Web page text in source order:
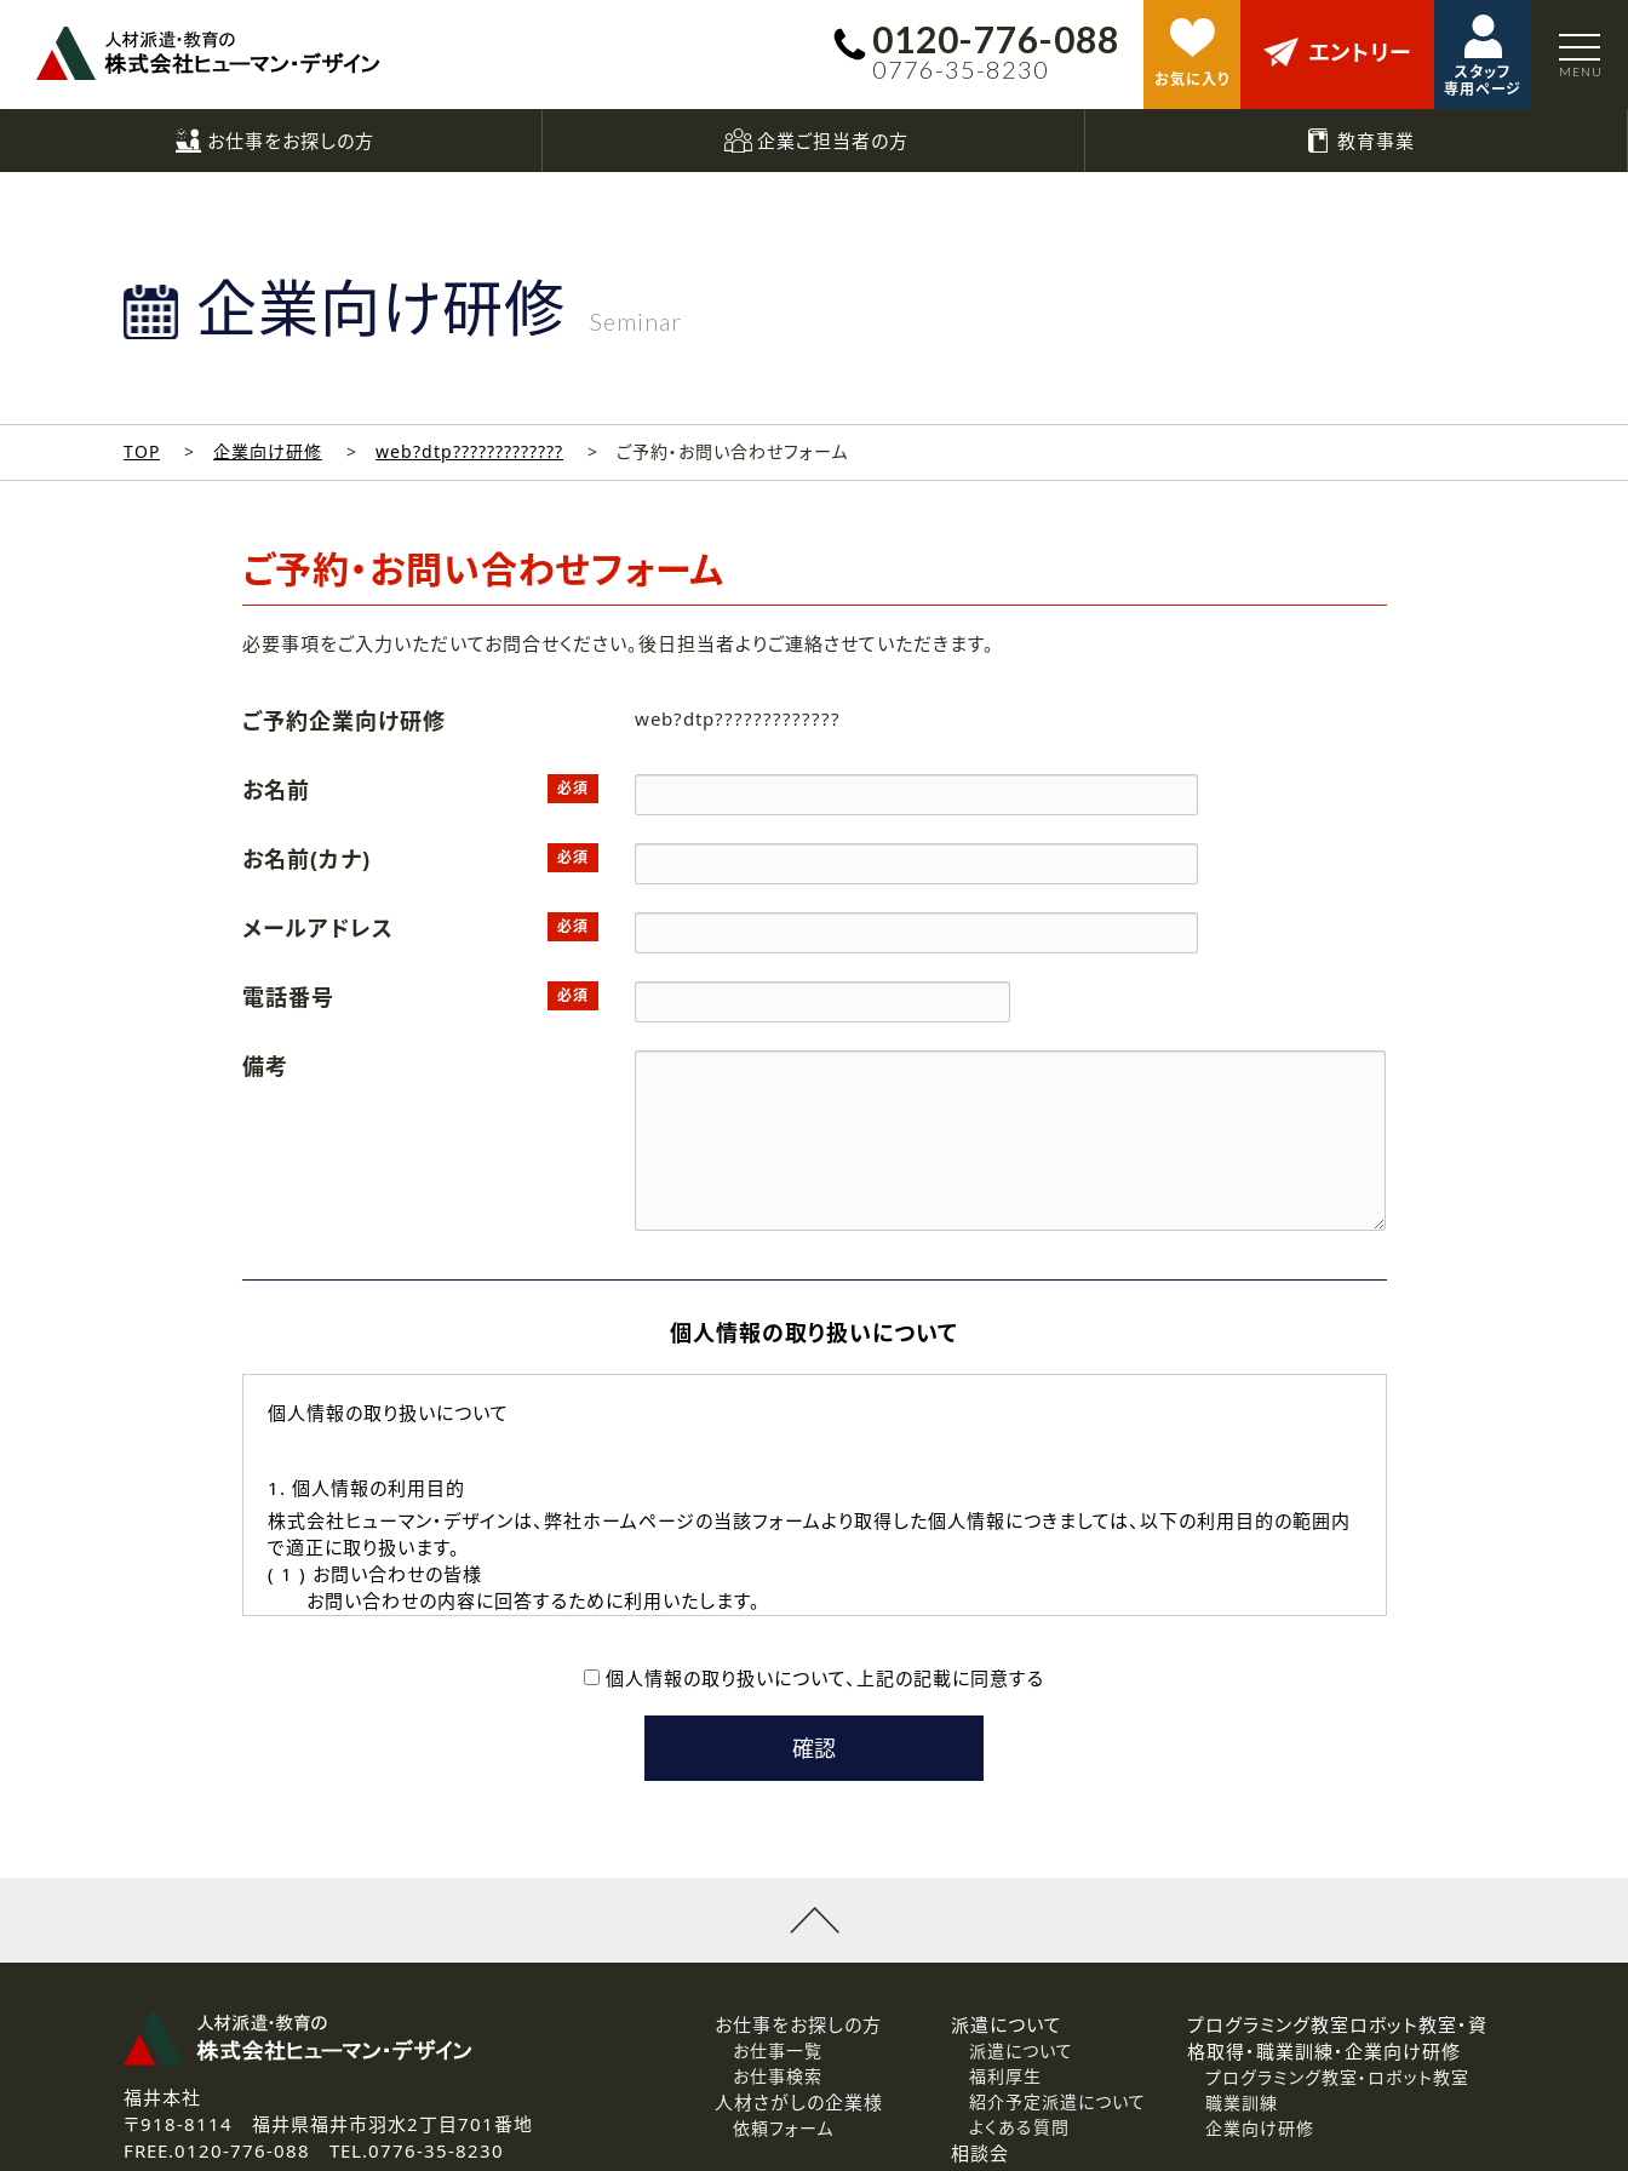
0120-776-088
0776-35-8230 お気に入り
エントリー
スタッフ
専用ページ
お仕事をお探しの方 企業ご担当者の方 教育事業
企業向け研修 Seminar
TOP 企業向け研修 web?dtp????????????? ご予約・お問い合わせフォーム
ご予約・お問い合わせフォーム
必要事項をご入力いただいてお問合せください。後日担当者よりご連絡させていただきます。
ご予約企業向け研修 web?dtp?????????????
お名前 必須
お名前(カナ) 必須
メールアドレス 必須
電話番号 必須
備考
個人情報の取り扱いについて
個人情報の取り扱いについて
1. 個人情報の利用目的
株式会社ヒューマン・デザインは、弊社ホームページの当該フォームより取得した個人情報につきましては、以下の利用目的の範囲内
で適正に取り扱います。
( 1 ) お問い合わせの皆様
お問い合わせの内容に回答するために利用いたします。
本登録に関するご連絡および本登録時の参考情報として利用いたします。
なお、ご連絡手段は、電話・Ｅメールのいずれかの方法といたします。
3.個人情報の取り扱いの委託
弊社の定める個人情報保護の評価基準を満たした委託先に、個人情報を委託する場合があります。
4.個人情報の開示等について
ご提供いただいた個人情報の開示等（利用目的の通知、開示、訂正、追加または削除、利用の停止、消去および第三者への提供停止）
個人情報の取り扱いについて、 上記の記載に同意する
へ
福井本社
〒918-8114 福井県福井市羽水2丁目701番地
FREE.0120-776-088 TEL.0776-35-8230
お仕事をお探しの方
お仕事一覧
お仕事検索
人材さがしの企業様
依頼フォーム
派遣について
派遣について
福利厚生
紹介予定派遣について
よくある質問
相談会
プログラミング教室ロボット教室・資
格取得・職業訓練・企業向け研修
プログラミング教室・ロボット教室
職業訓練
企業向け研修